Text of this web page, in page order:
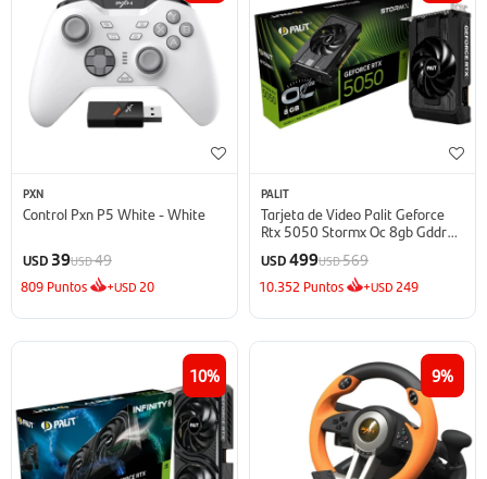
PXN
Control Pxn P5 White - White
USD 39USD49
809 Puntos +USD20
PALIT
Tarjeta de Video Palit Geforce
Rtx 5050 Stormx Oc 8gb Gddr6 -
Black
USD499USD569
10.352 Puntos +USD249
10 9